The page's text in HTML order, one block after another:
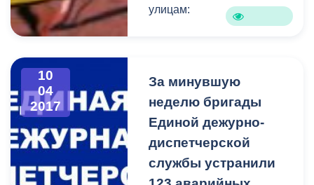
улицам:
ул.Кантемирова;
ул.Кантемирова от
ул.К.Хетагурова до
ул.Армянская;
ул.Армянская от
ул.Г.Баева до ул.Ч.Баева;
10
04
2017
За минувшую
неделю бригады
Единой дежурно-
диспетчерской
службы устранили